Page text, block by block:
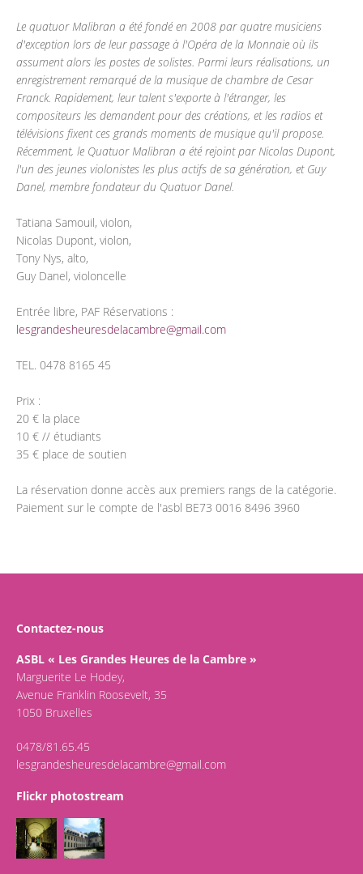
Le quatuor Malibran a été fondé en 2008 par quatre musiciens
d'exception lors de leur passage à l'Opéra de la Monnaie où ils
assument alors les postes de solistes. Parmi leurs réalisations, un
enregistrement remarqué de la musique de chambre de Cesar
Franck. Rapidement, leur talent s'exporte à l'étranger, les
compositeurs les demandent pour des créations, et les radios et
télévisions fixent ces grands moments de musique qu'il propose.
Récemment, le Quatuor Malibran a été rejoint par Nicolas Dupont,
l'un des jeunes violonistes les plus actifs de sa génération, et Guy
Danel, membre fondateur du Quatuor Danel.
Tatiana Samouil, violon,
Nicolas Dupont, violon,
Tony Nys, alto,
Guy Danel, violoncelle
Entrée libre, PAF Réservations :
lesgrandesheuresdelacambre@gmail.com
TEL. 0478 8165 45
Prix :
20 € la place
10 € // étudiants
35 € place de soutien
La réservation donne accès aux premiers rangs de la catégorie.
Paiement sur le compte de l'asbl BE73 0016 8496 3960
Contactez-nous
ASBL « Les Grandes Heures de la Cambre »
Marguerite Le Hodey,
Avenue Franklin Roosevelt, 35
1050 Bruxelles
0478/81.65.45
lesgrandesheuresdelacambre@gmail.com
Flickr photostream